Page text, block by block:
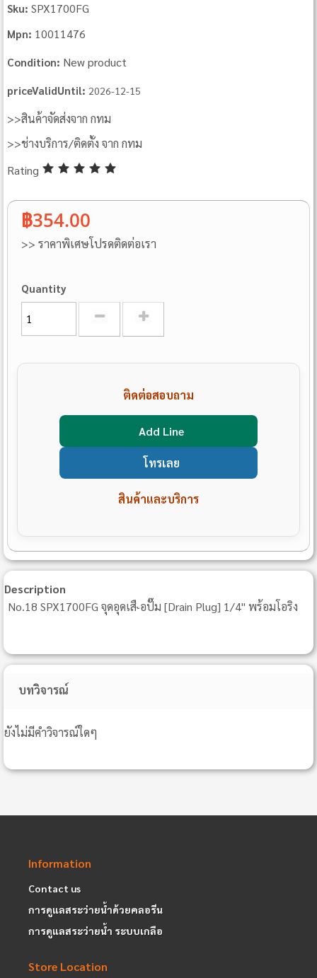
Sku: SPX1700FG
Mpn: 10011476
Condition: New product
priceValidUntil: 2026-12-15
>>สินค้าจัดส่งจาก กทม
>>ช่างบริการ/ติดตั้ง จาก กทม
Rating
฿354.00
>> ราคาพิเศษโปรดติดต่อเรา
Quantity
ติดต่อสอบถาม
Add Line
โทรเลย
สินค้าและบริการ
Description
No.18 SPX1700FG จุดอุดเสื˞อปั๊ม [Drain Plug] 1/4" พร้อมโอริง
บทวิจารณ์
ยังไม่มีคำวิจารณ์ใดๆ
Information
Contact us
การดูแลสระว่ายน้ำด้วยคลอรีน
การดูแลสระว่ายน้ำ ระบบเกลือ
Store Location